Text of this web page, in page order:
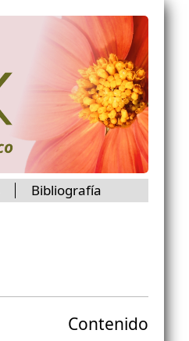
Contenido
Bibliografía